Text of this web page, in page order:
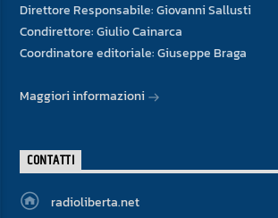
Direttore Responsabile: Giovanni Sallusti
Condirettore: Giulio Cainarca
Coordinatore editoriale: Giuseppe Braga
Maggiori informazioni
CONTATTI
radioliberta.net